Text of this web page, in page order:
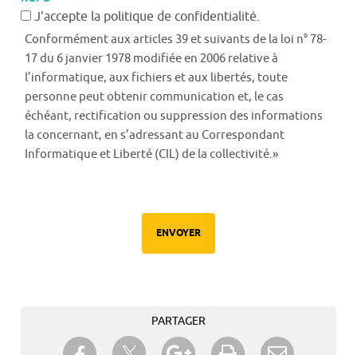
J’accepte la politique de confidentialité.
Conformément aux articles 39 et suivants de la loi n° 78-
17 du 6 janvier 1978 modifiée en 2006 relative à
l’informatique, aux fichiers et aux libertés, toute
personne peut obtenir communication et, le cas
échéant, rectification ou suppression des informations
la concernant, en s’adressant au Correspondant
Informatique et Liberté (CIL) de la collectivité.»
ENVOYER
PARTAGER
Partager sur Facebook
Partager sur TwitterPartager sur Google+
Imprimer